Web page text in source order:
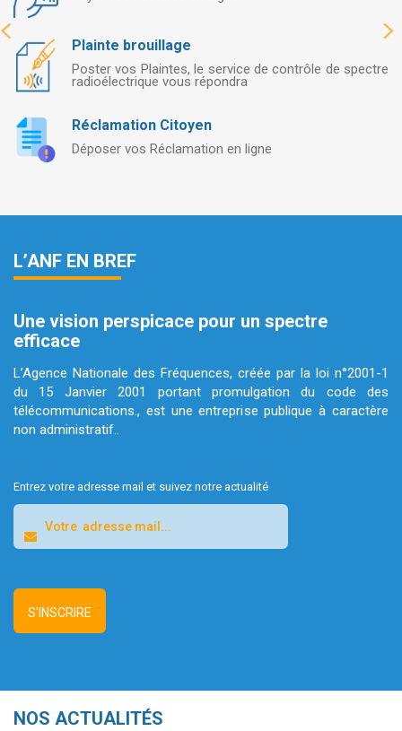
Plainte brouillage
Poster vos Plaintes, le service de contrôle de spectre
radioélectrique vous répondra
Réclamation Citoyen
Déposer vos Réclamation en ligne
L’ANF EN BREF
Une vision perspicace pour un spectre
efficace
L’Agence Nationale des Fréquences, créée par la loi n°2001-1
du 15 Janvier 2001 portant promulgation du code des
télécommunications., est une entreprise publique à caractère
non administratif..
Entrez votre adresse mail et suivez notre actualité
NOS ACTUALITÉS